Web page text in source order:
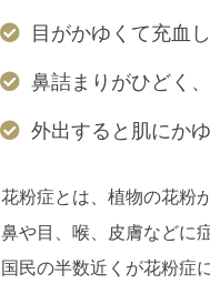
目がかゆくて充血
鼻詰まりがひどく
外出すると肌にか
花粉症とは、植物の花粉
鼻や目、喉、皮膚などに
国民の半数近くが花粉症